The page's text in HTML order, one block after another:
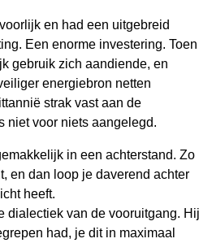
en had een uitgebreid
Een enorme investering. Toen
gebruik zich aandiende, en
energiebron netten
strak vast aan de
niet voor niets aangelegd.
in een achterstand. Zo
en dan loop je daverend achter
heeft.
dialectiek van de vooruitgang. Hij
had, je dit in maximaal